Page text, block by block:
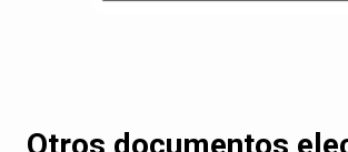
Otros documentos